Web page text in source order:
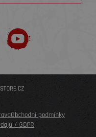
Obchodní podmínky
/ GDPR